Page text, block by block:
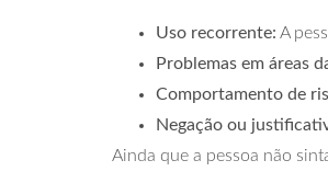
Uso recorrente: A
Problemas em áreas
Comportamento de
Negação ou
Ainda que a pessoa não